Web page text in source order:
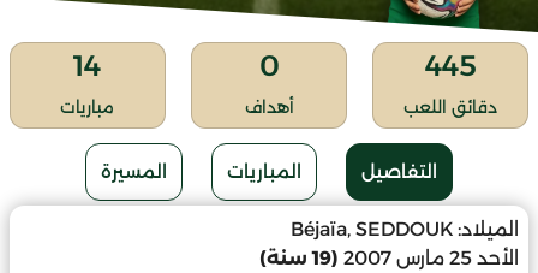
445
دقائق اللعب
0
أهداف
14
مباريات
التفاصيل المباريات المسيرة
الميلاد: Béjaïa, SEDDOUK
الأحد 25 مارس 2007
(19 سنة)